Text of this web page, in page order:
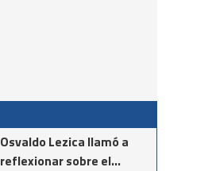
Osvaldo Lezica llamó a
reflexionar sobre el